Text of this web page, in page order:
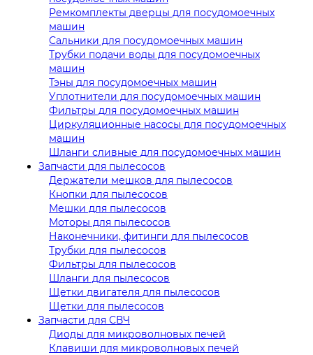
Ремкомплекты дверцы для посудомоечных
машин
Сальники для посудомоечных машин
Трубки подачи воды для посудомоечных
машин
Тэны для посудомоечных машин
Уплотнители для посудомоечных машин
Фильтры для посудомоечных машин
Циркуляционные насосы для посудомоечных
машин
Шланги сливные для посудомоечных машин
Запчасти для пылесосов
Держатели мешков для пылесосов
Кнопки для пылесосов
Мешки для пылесосов
Моторы для пылесосов
Наконечники, фитинги для пылесосов
Трубки для пылесосов
Фильтры для пылесосов
Шланги для пылесосов
Щетки двигателя для пылесосов
Щетки для пылесосов
Запчасти для СВЧ
Диоды для микроволновых печей
Клавиши для микроволновых печей